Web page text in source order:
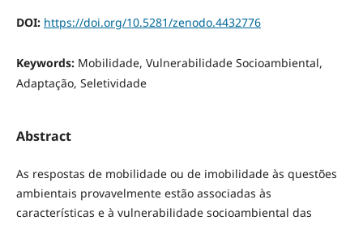
DOI: https://doi.org/10.5281/zenodo.4432776
Keywords: Mobilidade, Vulnerabilidade Socioambiental,
Adaptação, Seletividade
Abstract
As respostas de mobilidade ou de imobilidade às questões
ambientais provavelmente estão associadas às
características e à vulnerabilidade socioambiental das